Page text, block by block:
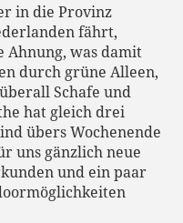
in die Provinz
fährt,
Ahnung, was damit
durch grüne Alleen,
Schafe und
hat gleich drei
übers Wochenende
uns gänzlich neue
und ein paar